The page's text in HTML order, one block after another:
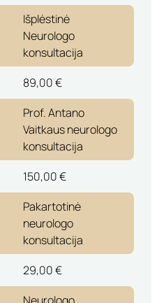
Išplėstinė
Neurologo
konsultacija
89,00 €
Prof. Antano
Vaitkaus neurologo
konsultacija
150,00 €
Pakartotinė
neurologo
konsultacija
29,00 €